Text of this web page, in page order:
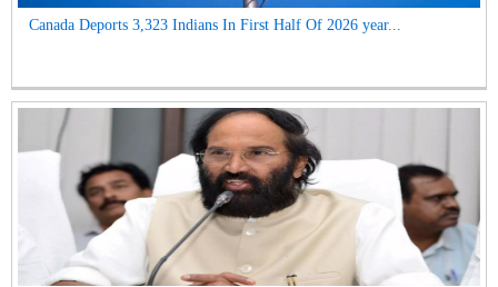
Canada Deports 3,323 Indians In First Half Of 2026 year...